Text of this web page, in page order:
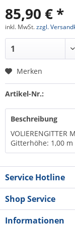
85,90 € *
inkl. MwSt.zzgl.
Merken
Artikel-Nr.:
Beschreibung
Gitterhöhe: 1,00
Service Hotline
Shop Service
Informationen